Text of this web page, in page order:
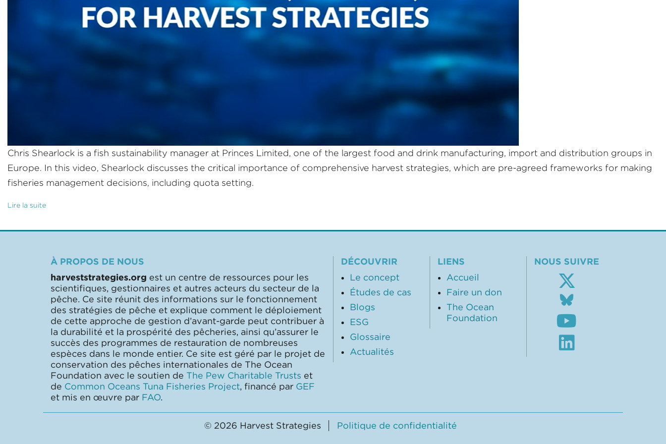
Chris Shearlock is a fish sustainability manager at Princes Limited, one of the largest food and drink manufacturing, import and distribution groups in
Europe. In this video, Shearlock discusses the critical importance of comprehensive harvest strategies, which are pre-agreed frameworks for making
fisheries management decisions, including quota setting.
Lire la suite
À PROPOS DE NOUS
harveststrategies.org est un centre de ressources pour les
scientifiques, gestionnaires et autres acteurs du secteur de la
pêche. Ce site réunit des informations sur le fonctionnement
des stratégies de pêche et explique comment le déploiement
de cette approche de gestion d’avant-garde peut contribuer à
la durabilité et la prospérité des pêcheries, ainsi qu’assurer le
succès des programmes de restauration de nombreuses
espèces dans le monde entier. Ce site est géré par le projet de
conservation des pêches internationales de The Ocean
Foundation avec le soutien de The Pew Charitable Trusts et
de Common Oceans Tuna Fisheries Project, financé par GEF
et mis en œuvre par FAO.
DÉCOUVRIR
Le concept
Études de cas
Blogs
ESG
Glossaire
Actualités
LIENS
Accueil
Faire un don
The Ocean
Foundation
NOUS SUIVRE
Follow
us
on
BlueSky
Subscribe
to
our
Youtube
Visit
our
© 2026 Harvest Strategies Politique de confidentialité